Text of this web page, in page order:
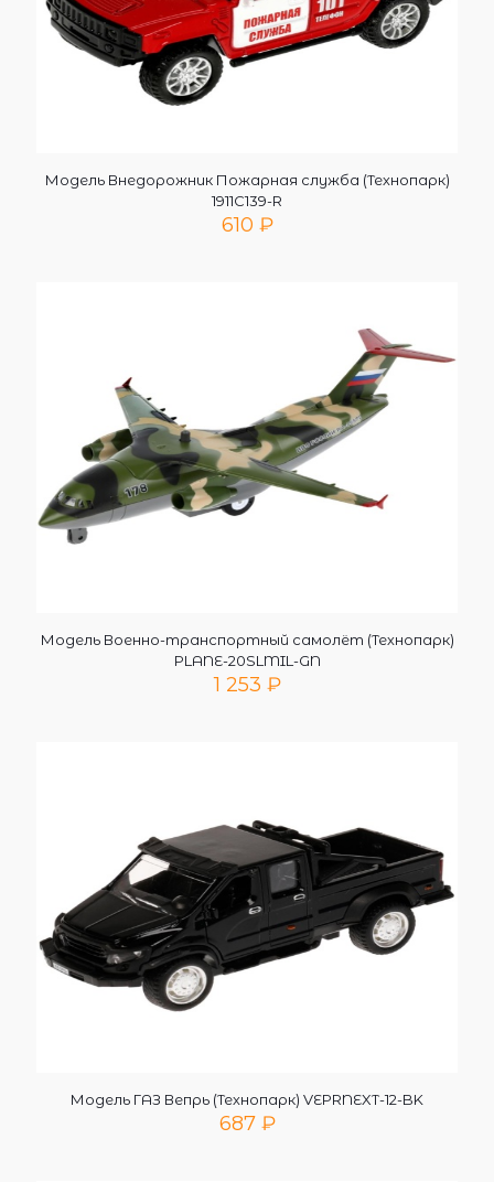
Модель Внедорожник Пожарная служба (Технопарк)
1911C139-R
610 ₽
Модель Военно-транспортный самолёт (Технопарк)
PLANE-20SLMIL-GN
1 253 ₽
Модель ГАЗ Вепрь (Технопарк) VEPRNEXT-12-BK
687 ₽